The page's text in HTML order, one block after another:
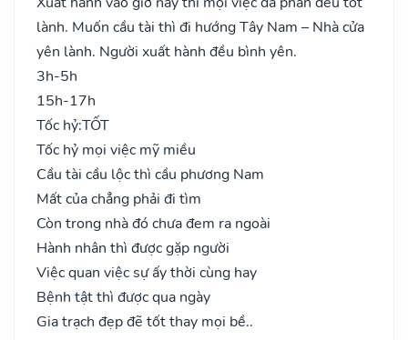
lành. Muốn cầu tài thì đi hướng Tây Nam – Nhà cửa
yên lành. Người xuất hành đều bình yên.
3h-5h
15h-17h
Tốc hỷ:TỐT
Tốc hỷ mọi việc mỹ miều
Cầu tài cầu lộc thì cầu phương Nam
Mất của chẳng phải đi tìm
Còn trong nhà đó chưa đem ra ngoài
Hành nhân thì được gặp người
Việc quan việc sự ấy thời cùng hay
Bệnh tật thì được qua ngày
Gia trạch đẹp đẽ tốt thay mọi bề..